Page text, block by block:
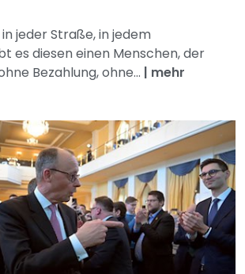
jeder Straße, in jedem
es diesen einen Menschen, der
Bezahlung, ohne... | mehr